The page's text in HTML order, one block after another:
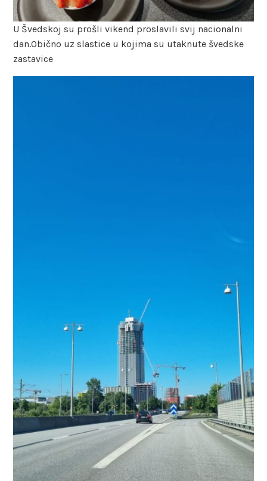
U Švedskoj su prošli vikend proslavili svij nacionalni
dan.Obično uz slastice u kojima su utaknute švedske
zastavice